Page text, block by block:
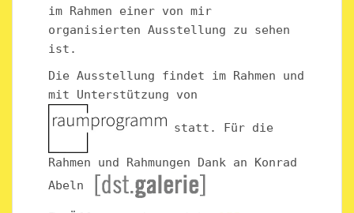
im Rahmen einer von mir
organisierten Ausstellung zu sehen
ist.
Die Ausstellung findet im Rahmen und
mit Unterstützung von
statt. Für die
Rahmen und Rahmungen Dank an Konrad
Abeln